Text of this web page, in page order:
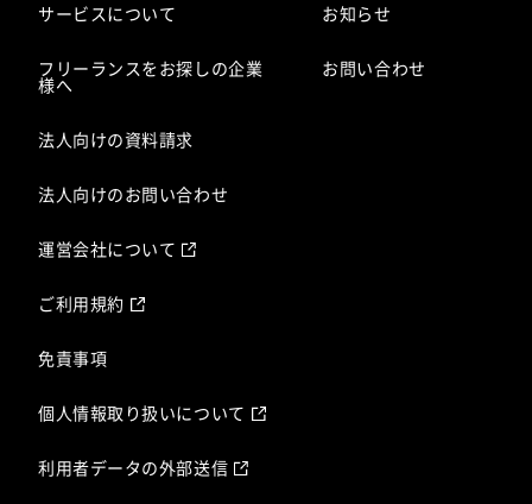
サービスについて
フリーランスをお探しの企業
様へ
法人向けの資料請求
法人向けのお問い合わせ
お知らせ
お問い合わせ
運営会社について
ご利用規約
免責事項
個人情報取り扱いについて
利用者データの外部送信